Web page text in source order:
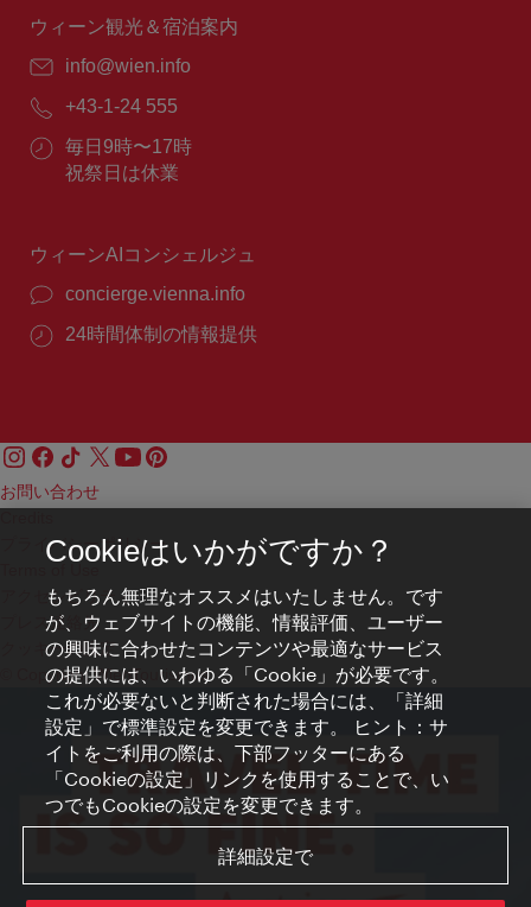
間：
ウィーン観光＆宿泊案内
E
ー
ル：
info@wien.info
電
番
号：
+43-1-24 555
営
業
毎日9時〜17時
祝祭日は休業
ウィーンAIコンシェルジュ
concierge.vienna.info
24時間体制の情報提供
お問い合わせ
プライバシーポリシー
アクセシビリティ
プレス連絡先
クッキーの設定
© Copyright WienTourismus
Cookieはいかがですか？
もちろん無理なオススメはいたしません。です
が、ウェブサイトの機能、情報評価、ユーザー
の興味に合わせたコンテンツや最適なサービス
の提供には、いわゆる「Cookie」が必要です。
これが必要ないと判断された場合には、「詳細
設定」で標準設定を変更できます。 ヒント：サ
イトをご利用の際は、下部フッターにある
「Cookieの設定」リンクを使用することで、い
つでもCookieの設定を変更できます。
詳細設定で